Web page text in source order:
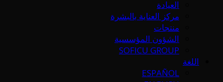
العيادة
مركز العناية بالبشرة
منتجات
الشؤون المؤسسية
SOFICU GROUP
اللغة
ESPAÑOL